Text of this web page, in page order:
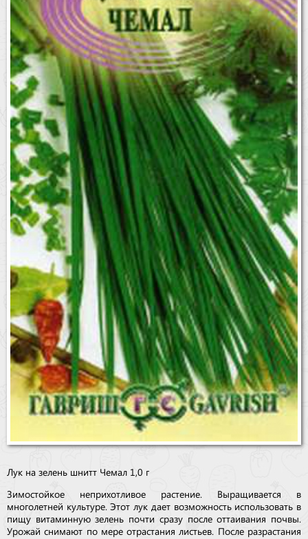
Доставка
Оптовикам
Лук на зелень шнитт Чемал 1,0 г
Зимостойкое неприхотливое растение. Выращивается в
многолетней культуре. Этот лук дает возможность использовать в
пищу витаминную зелень почти сразу после оттаивания почвы.
Урожай снимают по мере отрастания листьев. После разрастания